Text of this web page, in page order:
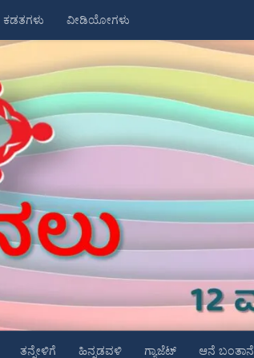
ಕಡತಗಳು ವೀಡಿಯೋಗಳು
ತನ್ನೇಳಿಗೆ ಹಿನ್ನಡವಳಿ ಗ್ಯಾಜೆಟ್ ಆನೆ ಬಂತಾನೆ